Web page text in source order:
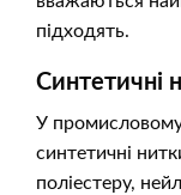
підходять.
Синтетичні
У
синтетичні
поліестеру,